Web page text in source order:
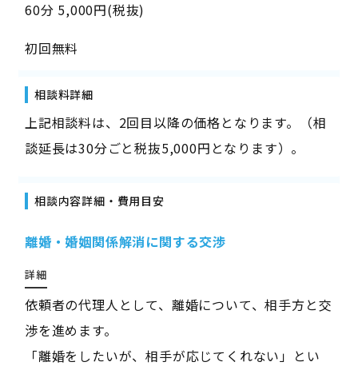
60分 5,000円(税抜)
初回無料
相談料詳細
上記相談料は、2回目以降の価格となります。（相
談延長は30分ごと税抜5,000円となります）。
相談内容詳細・費用目安
離婚・婚姻関係解消に関する交渉
詳細
依頼者の代理人として、離婚について、相手方と交
渉を進めます。
「離婚をしたいが、相手が応じてくれない」とい